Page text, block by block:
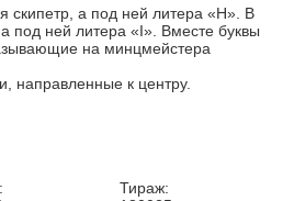
скипетр, а под ней литера «Н». В
под ней литера «I». Вместе буквы
на минцмейстера
направленные к центру.
Тираж: